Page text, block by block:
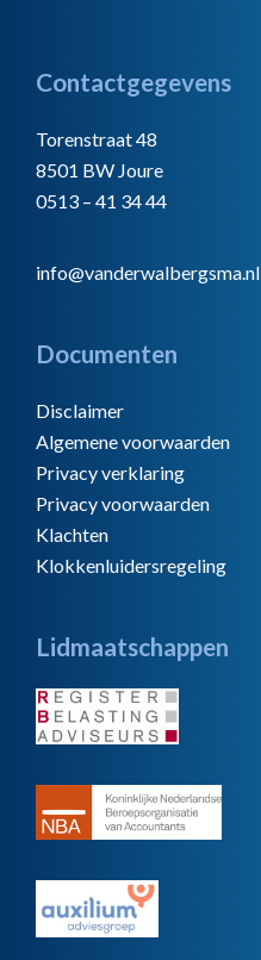
Footer
Contactgegevens
Torenstraat 48
8501 BW Joure
0513 – 41 34 44
info@vanderwalbergsma.nl
Documenten
Disclaimer
Algemene voorwaarden
Privacy verklaring
Privacy voorwaarden
Klachten
Klokkenluidersregeling
Lidmaatschappen